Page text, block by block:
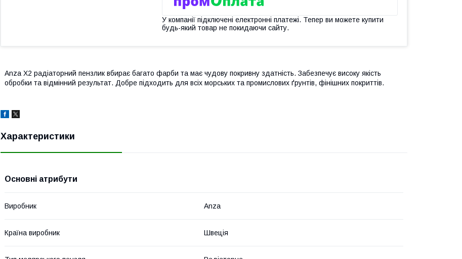
У компанії підключені електронні платежі. Тепер ви можете купити
будь-який товар не покидаючи сайту.
Anza X2 радіаторний пензлик вбирає багато фарби та має чудову покривну здатність. Забезпечує високу якість
обробки та відмінний результат. Добре підходить для всіх морських та промислових ґрунтів, фінішних покриттів.
Характеристики
Основні атрибути
Виробник Anza
Країна виробник Швеція